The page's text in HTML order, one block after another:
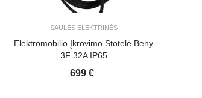
SAULĖS ELEKTRINĖS
Elektromobilio Įkrovimo Stotelė Beny
3F 32A IP65
699 €